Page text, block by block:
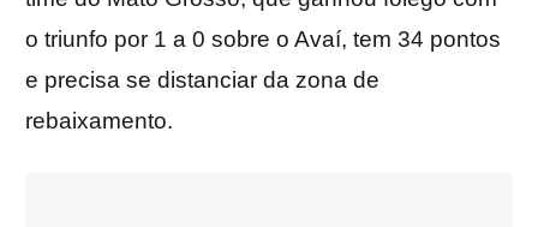
o triunfo por 1 a 0 sobre o Avaí, tem 34 pontos
e precisa se distanciar da zona de
rebaixamento.